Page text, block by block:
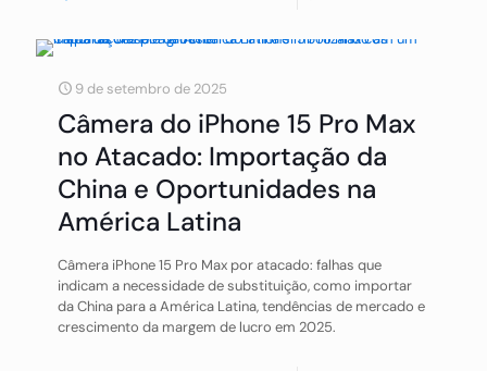
9 de setembro de 2025
Câmera do iPhone 15 Pro Max
no Atacado: Importação da
China e Oportunidades na
América Latina
Câmera iPhone 15 Pro Max por atacado: falhas que
indicam a necessidade de substituição, como importar
da China para a América Latina, tendências de mercado e
crescimento da margem de lucro em 2025.